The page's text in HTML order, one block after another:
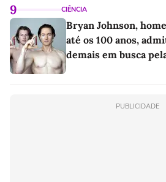
9 CIÊNCIA
Bryan Johnson,
até os 100 anos,
demais em busca
PUBLICIDADE